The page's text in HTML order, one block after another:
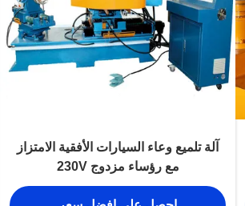
آلة تلميع وعاء السيارات الأفقية الامتزاز
مع رؤساء مزدوج 230V